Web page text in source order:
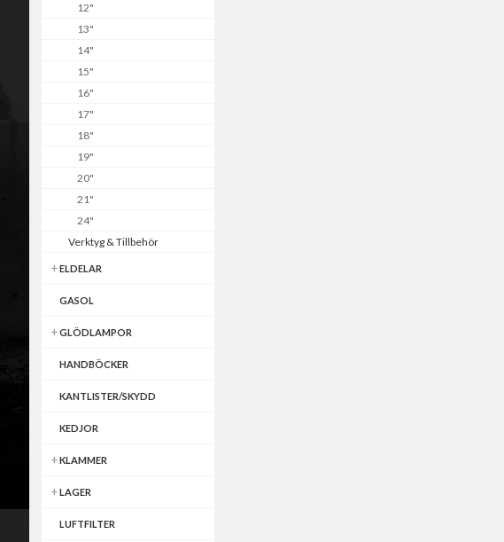
12"
13"
14"
15"
16"
17"
18"
19"
20"
21"
24"
Verktyg & Tillbehör
ELDELAR
GASOL
GLÖDLAMPOR
HANDBÖCKER
KANTLISTER/SKYDD
KEDJOR
KLAMMER
LAGER
LUFTFILTER